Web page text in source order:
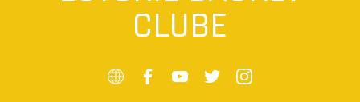
CLUBE